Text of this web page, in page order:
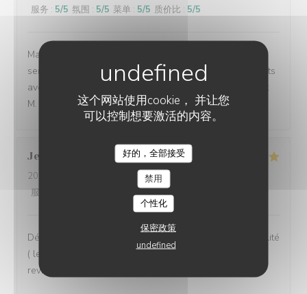
这个网站使用cookie， 并让您
可以控制想要激活的内容。
好的，全部接受
禁用
个性化
保密政策
undefined
服务 : 5/5 氛围 : 5/5 菜单 : 5/5 质价比 : 5/5
Malgré un service complet, tout à été parfait, excellent
service ( un peu long, mais ça vaut la peine) Bon produits
avec un excellent rapport qualité prix. merci et à bientôt
M. CARLIER
Jean Michel
2026-08-02
- 13:30 - 来宾 2
服务
:5/5 质价比
Déjeuner en terrasse très agréable et des plats de qualité
( les moules sont extra), un service rapide, nous
reviendrons